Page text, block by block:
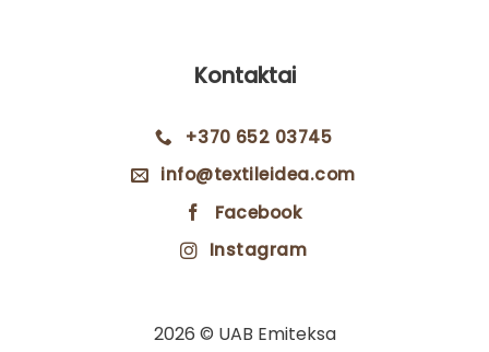
Kontaktai
+370 652 03745
info@textileidea.com
Facebook
Instagram
2026 © UAB Emiteksa